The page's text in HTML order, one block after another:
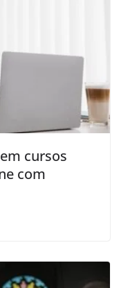
cursos
com